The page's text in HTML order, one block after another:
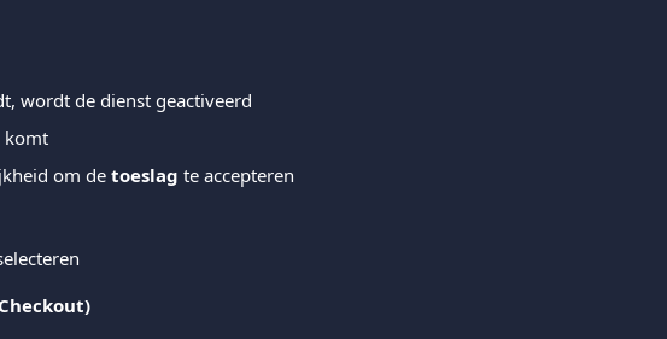
wordt de dienst geactiveerd
komt
om de toeslag te accepteren